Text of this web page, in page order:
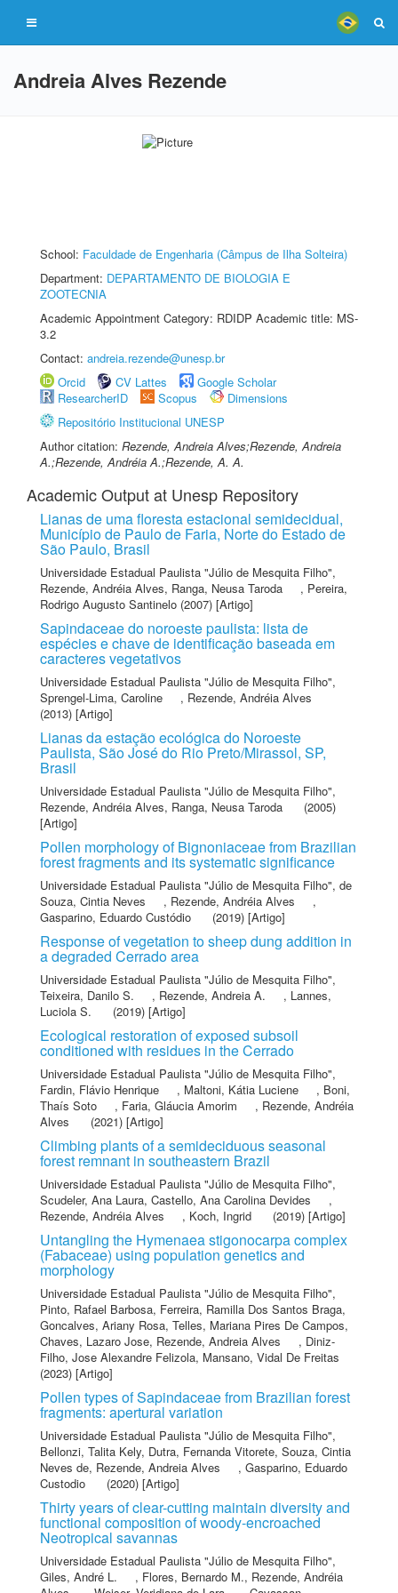
Andreia Alves Rezende
School: Faculdade de Engenharia (Câmpus de Ilha Solteira)
Department: DEPARTAMENTO DE BIOLOGIA E
ZOOTECNIA
Academic Appointment Category: RDIDP Academic title: MS-
3.2
Contact: andreia.rezende@unesp.br
Orcid
CV Lattes
Google Scholar
ResearcherID
Scopus
Dimensions
Repositório Institucional UNESP
Author citation: Rezende, Andreia Alves;Rezende, Andreia
A.;Rezende, Andréia A.;Rezende, A. A.
Academic Output at Unesp Repository
Lianas de uma floresta estacional semidecidual,
Município de Paulo de Faria, Norte do Estado de
São Paulo, Brasil
Universidade Estadual Paulista "Júlio de Mesquita Filho",
Rezende, Andréia Alves, Ranga, Neusa Taroda , Pereira,
Rodrigo Augusto Santinelo (2007) [Artigo]
Sapindaceae do noroeste paulista: lista de
espécies e chave de identificação baseada em
caracteres vegetativos
Universidade Estadual Paulista "Júlio de Mesquita Filho",
Sprengel-Lima, Caroline
, Rezende, Andréia Alves
(2013) [Artigo]
Lianas da estação ecológica do Noroeste
Paulista, São José do Rio Preto/Mirassol, SP,
Brasil
Universidade Estadual Paulista "Júlio de Mesquita Filho",
Rezende, Andréia Alves, Ranga, Neusa Taroda
(2005)
[Artigo]
Pollen morphology of Bignoniaceae from Brazilian
forest fragments and its systematic significance
Universidade Estadual Paulista "Júlio de Mesquita Filho", de
Souza, Cintia Neves
, Rezende, Andréia Alves
,
Gasparino, Eduardo Custódio
(2019) [Artigo]
Response of vegetation to sheep dung addition in
a degraded Cerrado area
Universidade Estadual Paulista "Júlio de Mesquita Filho",
Teixeira, Danilo S.
, Rezende, Andreia A. , Lannes,
Luciola S.
(2019) [Artigo]
Ecological restoration of exposed subsoil
conditioned with residues in the Cerrado
Universidade Estadual Paulista "Júlio de Mesquita Filho",
Fardin, Flávio Henrique
, Maltoni, Kátia Luciene , Boni,
Thaís Soto
, Faria, Gláucia Amorim , Rezende, Andréia
Alves
(2021) [Artigo]
Climbing plants of a semideciduous seasonal
forest remnant in southeastern Brazil
Universidade Estadual Paulista "Júlio de Mesquita Filho",
Scudeler, Ana Laura, Castello, Ana Carolina Devides
,
Rezende, Andréia Alves
, Koch, Ingrid (2019) [Artigo]
Untangling the Hymenaea stigonocarpa complex
(Fabaceae) using population genetics and
morphology
Universidade Estadual Paulista "Júlio de Mesquita Filho",
Pinto, Rafael Barbosa, Ferreira, Ramilla Dos Santos Braga,
Goncalves, Ariany Rosa, Telles, Mariana Pires De Campos,
Chaves, Lazaro Jose, Rezende, Andreia Alves , Diniz-
Filho, Jose Alexandre Felizola, Mansano, Vidal De Freitas
(2023) [Artigo]
Pollen types of Sapindaceae from Brazilian forest
fragments: apertural variation
Universidade Estadual Paulista "Júlio de Mesquita Filho",
Bellonzi, Talita Kely, Dutra, Fernanda Vitorete, Souza, Cintia
Neves de, Rezende, Andreia Alves , Gasparino, Eduardo
Custodio
(2020) [Artigo]
Thirty years of clear-cutting maintain diversity and
functional composition of woody-encroached
Neotropical savannas
Universidade Estadual Paulista "Júlio de Mesquita Filho",
Giles, André L.
, Flores, Bernardo M., Rezende, Andréia